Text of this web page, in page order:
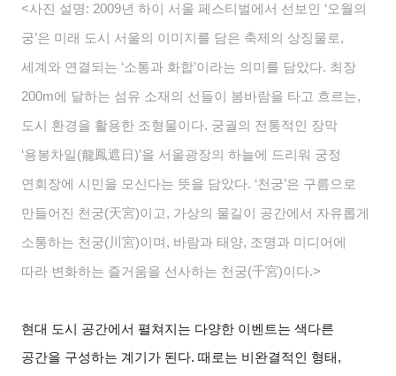
<사진 설명: 2009년 하이 서울 페스티벌에서 선보인 ‘오월의
궁’은 미래 도시 서울의 이미지를 담은 축제의 상징물로,
세계와 연결되는 ‘소통과 화합’이라는 의미를 담았다. 최장
200m에 달하는 섬유 소재의 선들이 봄바람을 타고 흐르는,
도시 환경을 활용한 조형물이다. 궁궐의 전통적인 장막
‘용봉차일(龍鳳遮日)’을 서울광장의 하늘에 드리워 궁정
연회장에 시민을 모신다는 뜻을 담았다. ‘천궁’은 구름으로
만들어진 천궁(天宮)이고, 가상의 물길이 공간에서 자유롭게
소통하는 천궁(川宮)이며, 바람과 태양, 조명과 미디어에
따라 변화하는 즐거움을 선사하는 천궁(千宮)이다.>
현대 도시 공간에서 펼쳐지는 다양한 이벤트는 색다른
공간을 구성하는 계기가 된다. 때로는 비완결적인 형태,